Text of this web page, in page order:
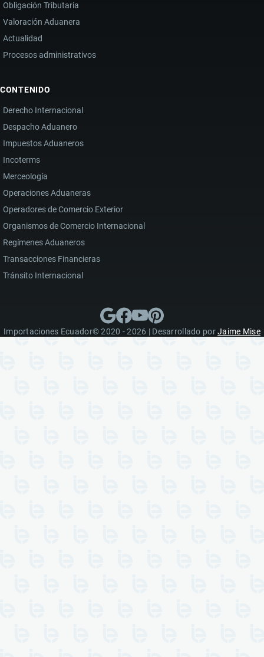
Obligación Tributaria
Valoración Aduanera
Actualidad
Procesos administrativos
CONTENIDO
Derecho Internacional
Despacho Aduanero
Impuestos Aduaneros
Incoterms
Merceología
Operaciones Aduaneras
Operadores de Comercio Exterior
Organismos de Comercio Internacional
Regímenes Aduaneros
Transacciones Financieras
Tránsito Internacional
Importaciones Ecuador© 2020 - 2026 | Desarrollado porJaime Mise